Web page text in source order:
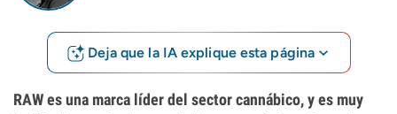
Deja que la IA explique esta página
RAW es una marca líder del sector cannábico, y es muy